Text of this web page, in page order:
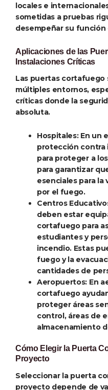
locales e
sometidas a pruebas
desempeñar su
Aplicaciones de las
Instalaciones Críticas
Las puertas cortafuego
múltiples entornos,
críticas donde la
absoluta.
Hospitales: En un
protección contra
para proteger a
para garantizar
esenciales para la
por el fuego.
Centros
deben estar
cortafuego para
estudiantes y
incendio. Estas
fuego y la
cantidades de
Aeropuertos: En
cortafuego
proteger áreas
control, áreas de
almacenamiento
Cómo Elegir la Puerta
Proyecto
Seleccionar la puerta
proyecto depende de